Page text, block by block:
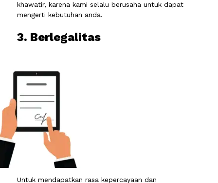
khawatir, karena kami selalu berusaha untuk dapat
mengerti kebutuhan anda.
3. Berlegalitas
Untuk mendapatkan rasa kepercayaan dan